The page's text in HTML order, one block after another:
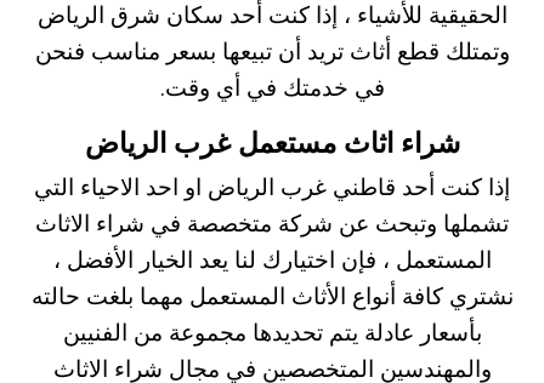
الحقيقية للأشياء ، إذا كنت أحد سكان شرق الرياض
وتمتلك قطع أثاث تريد أن تبيعها بسعر مناسب فنحن
في خدمتك في أي وقت.
شراء اثاث مستعمل غرب الرياض
إذا كنت أحد قاطني غرب الرياض او احد الاحياء التي
تشملها وتبحث عن شركة متخصصة في شراء الاثاث
المستعمل ، فإن اختيارك لنا يعد الخيار الأفضل ،
نشتري كافة أنواع الأثاث المستعمل مهما بلغت حالته
بأسعار عادلة يتم تحديدها مجموعة من الفنيين
والمهندسين المتخصصين في مجال شراء الاثاث